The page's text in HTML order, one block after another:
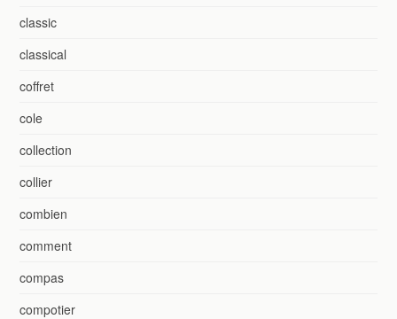
classic
classical
coffret
cole
collection
collier
combien
comment
compas
compotier